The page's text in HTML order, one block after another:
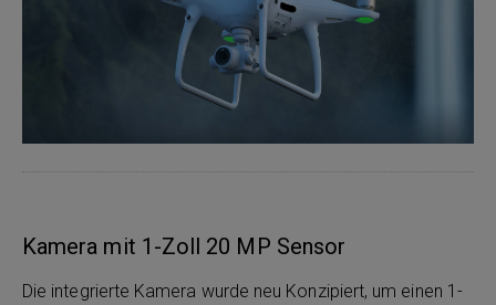
Kamera mit 1-Zoll 20 MP Sensor
Die integrierte Kamera wurde neu Konzipiert, um einen 1-